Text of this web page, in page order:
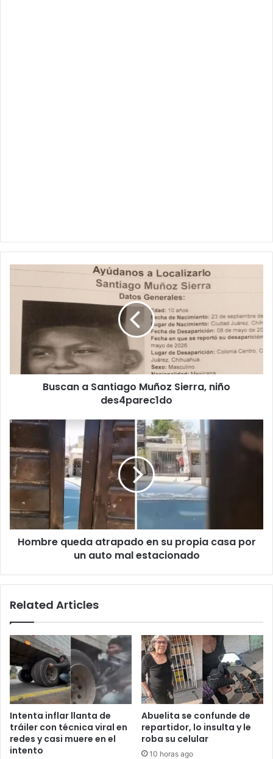
Buscan
Muñoz
Sierra,
niño
des4parec1do
Buscan a Santiago Muñoz Sierra, niño
des4parec1do
Hombre
atrapado
en
su
propia
casa
por
un
auto
Hombre queda atrapado en su propia casa por
un auto mal estacionado
Related Articles
Intenta inflar llanta de
tráiler con técnica viral en
redes y casi muere en el
intento
Abuelita se confunde de
repartidor, lo insulta y le
roba su celular
10 horas ago